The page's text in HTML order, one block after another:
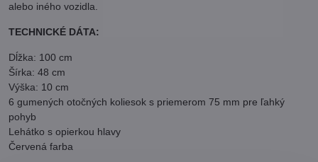
alebo iného vozidla.
TECHNICKÉ DÁTA:
Dĺžka: 100 cm
Šírka: 48 cm
Výška: 10 cm
6 gumených otočných koliesok s priemerom 75 mm pre ľahký
pohyb
Lehátko s opierkou hlavy
Červená farba